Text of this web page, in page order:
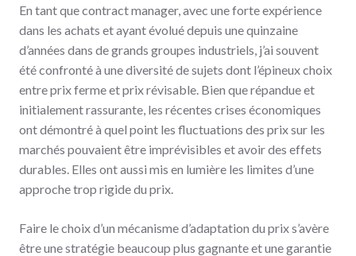
En tant que contract manager, avec une forte expérience
dans les achats et ayant évolué depuis une quinzaine
d’années dans de grands groupes industriels, j’ai souvent
été confronté à une diversité de sujets dont l’épineux choix
entre prix ferme et prix révisable. Bien que répandue et
initialement rassurante, les récentes crises économiques
ont démontré à quel point les fluctuations des prix sur les
marchés pouvaient être imprévisibles et avoir des effets
durables. Elles ont aussi mis en lumière les limites d’une
approche trop rigide du prix.
Faire le choix d’un mécanisme d’adaptation du prix s’avère
être une stratégie beaucoup plus gagnante et une garantie